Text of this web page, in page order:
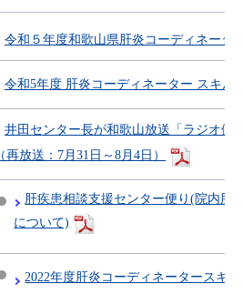
令和５年度和歌山県肝炎コーディネータ
令和5年度 肝炎コーディネーター スキル
井田センター長が和歌山放送「ラジオ健
（再放送：7月31日～8月4日）
肝疾患相談支援センター便り(院内肝
について)
2022年度肝炎コーディネータースキ